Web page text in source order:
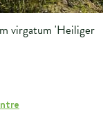
virgatum 'Heiliger